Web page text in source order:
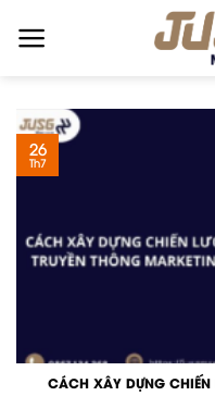
CÁCH XÂY DỰNG CHIẾN
26
Th7